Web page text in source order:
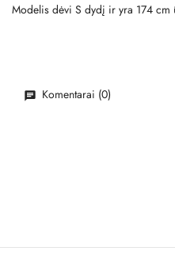
Modelis dėvi S dydį ir yra 174 cm
Komentarai (0)